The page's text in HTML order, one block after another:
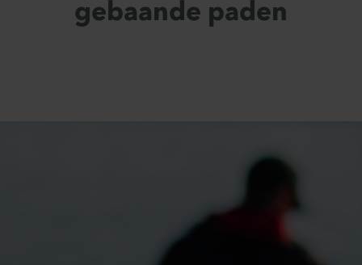
Ons verhaal
gebaande paden